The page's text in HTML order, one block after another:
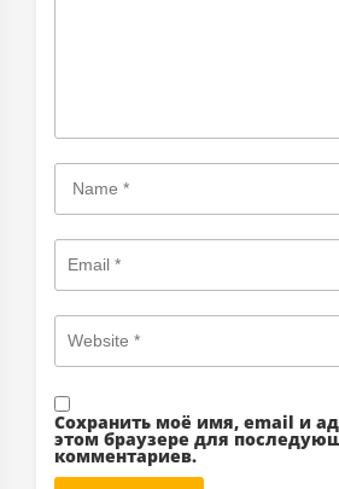
Сохранить моё имя, email и
этом браузере для
комментариев.